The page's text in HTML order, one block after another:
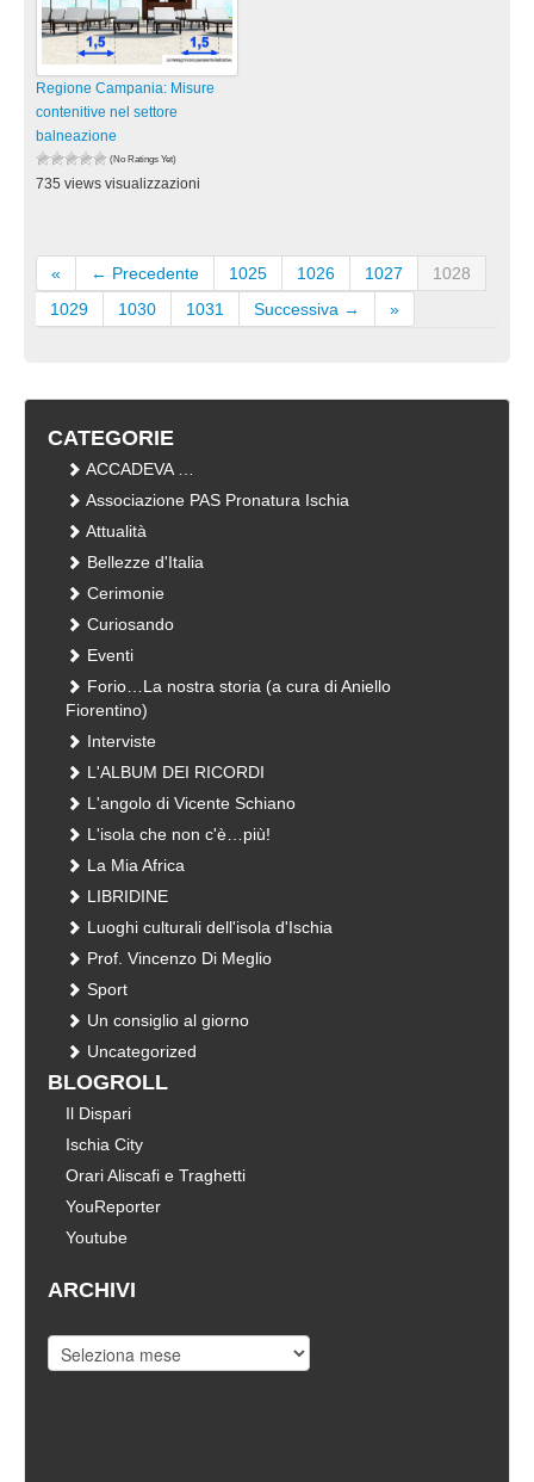
Regione Campania: Misure
contenitive nel settore
balneazione
(No Ratings Yet)
735 views visualizzazioni
« ← Precedente 1025 1026 1027
1028
1029
1030 1031 Successiva → »
CATEGORIE
ACCADEVA …
Associazione PAS Pronatura Ischia
Attualità
Bellezze d'Italia
Cerimonie
Curiosando
Eventi
Forio…La nostra storia (a cura di Aniello
Fiorentino)
Interviste
L'ALBUM DEI RICORDI
L'angolo di Vicente Schiano
L'isola che non c'è…più!
La Mia Africa
LIBRIDINE
Luoghi culturali dell'isola d'Ischia
Prof. Vincenzo Di Meglio
Sport
Un consiglio al giorno
Uncategorized
BLOGROLL
Il Dispari
Ischia City
Orari Aliscafi e Traghetti
YouReporter
Youtube
ARCHIVI